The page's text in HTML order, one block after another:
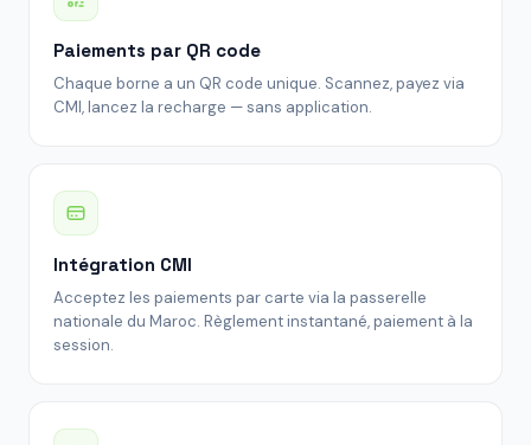
Paiements par QR code
Chaque borne a un QR code unique. Scannez, payez via
CMI, lancez la recharge — sans application.
Intégration CMI
Acceptez les paiements par carte via la passerelle
nationale du Maroc. Règlement instantané, paiement à la
session.